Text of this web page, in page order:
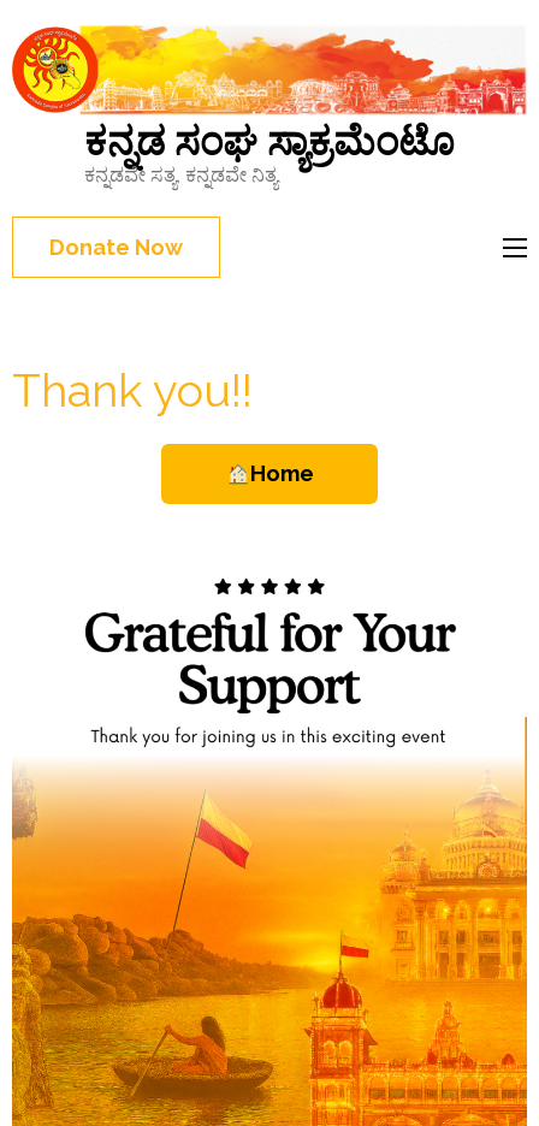
ಕನ್ನಡ ಸಂಘ ಸ್ಯಾಕ್ರಮೆಂಟೊ
ಕನ್ನಡವೇ ಸತ್ಯ, ಕನ್ನಡವೇ ನಿತ್ಯ
Donate Now
Thank you!!
Home